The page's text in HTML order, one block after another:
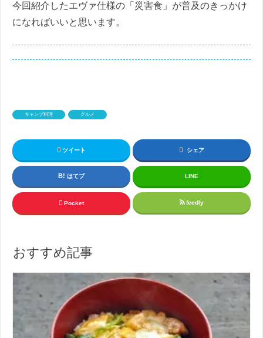
今回紹介したエヴァ仕様の「災害食」が普及のきっかけ
になればいいと思います。
キャンプ料理 グルメ
ツイート シェア
はてブ LINE
Pocket feedly
おすすめ記事